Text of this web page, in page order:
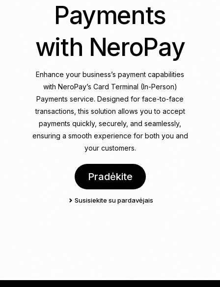
Payments
with NeroPay
Enhance your business’s payment capabilities
with NeroPay’s Card Terminal (In-Person)
Payments service. Designed for face-to-face
transactions, this solution allows you to accept
payments quickly, securely, and seamlessly,
ensuring a smooth experience for both you and
your customers.
Pradėkite
Susisiekite su pardavėjais